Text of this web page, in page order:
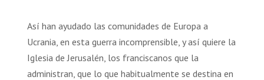
Así han ayudado las comunidades de Europa a
Ucrania, en esta guerra incomprensible, y así quiere la
Iglesia de Jerusalén, los franciscanos que la
administran, que lo que habitualmente se destina en